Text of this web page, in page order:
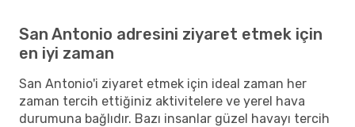
San Antonio adresini ziyaret etmek için
en iyi zaman
San Antonio'i ziyaret etmek için ideal zaman her
zaman tercih ettiğiniz aktivitelere ve yerel hava
durumuna bağlıdır. Bazı insanlar güzel havayı tercih